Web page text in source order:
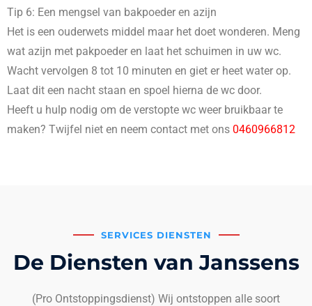
Tip 6: Een mengsel van bakpoeder en azijn
Het is een ouderwets middel maar het doet wonderen. Meng
wat azijn met pakpoeder en laat het schuimen in uw wc.
Wacht vervolgen 8 tot 10 minuten en giet er heet water op.
Laat dit een nacht staan en spoel hierna de wc door.
Heeft u hulp nodig om de verstopte wc weer bruikbaar te
maken? Twijfel niet en neem contact met ons 0460966812
SERVICES DIENSTEN
De Diensten van Janssens
(Pro Ontstoppingsdienst) Wij ontstoppen alle soort